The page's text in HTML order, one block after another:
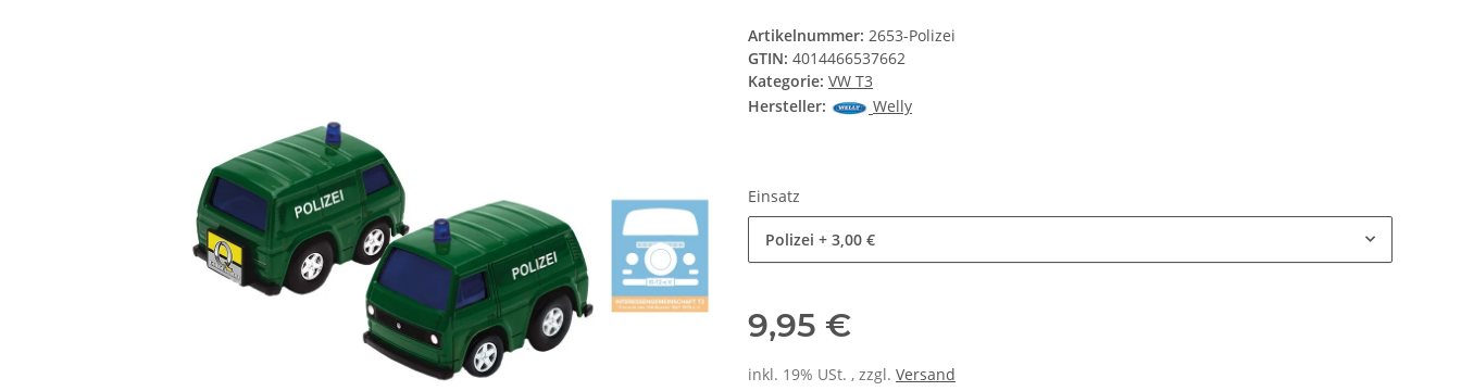
Artikelnummer: 2653-Polizei
GTIN: 4014466537662
Kategorie: VW T3
Hersteller:
Welly
Einsatz
Polizei + 3,00 €
9,95 €
inkl. 19% USt. , zzgl. Versand